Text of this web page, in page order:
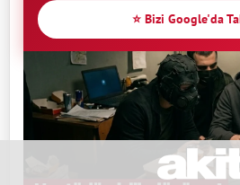
⭐ Bizi Google'da